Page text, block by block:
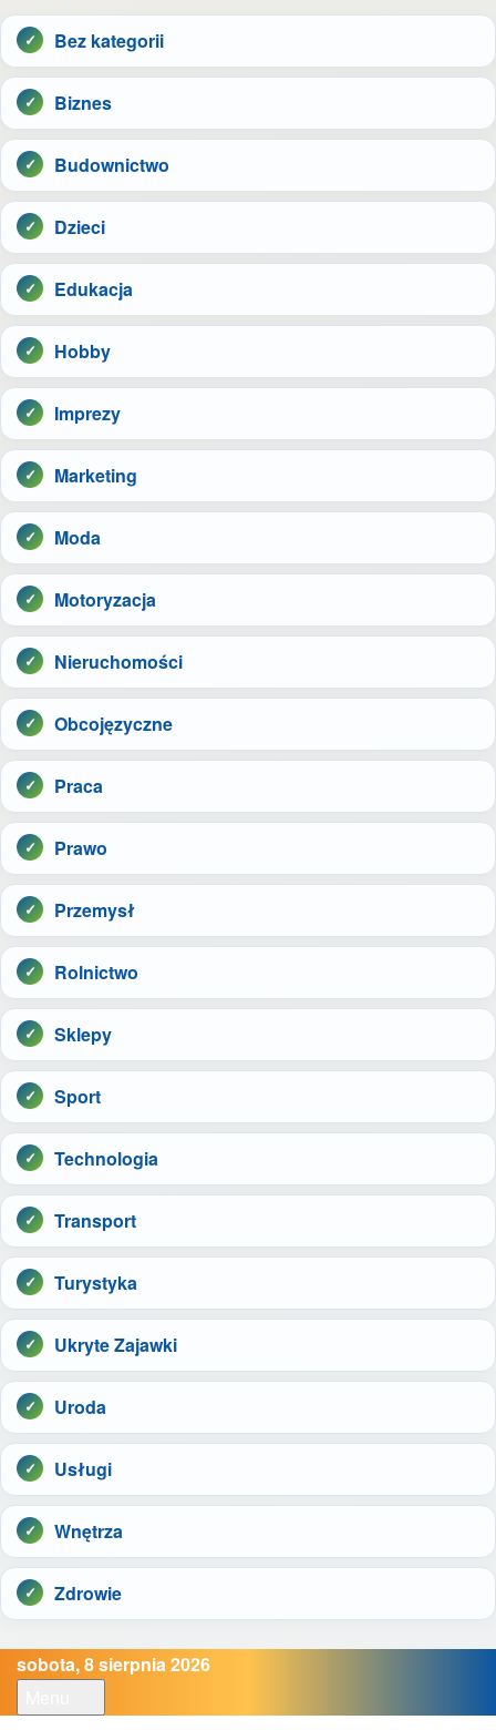
Bez kategorii
Biznes
Budownictwo
Dzieci
Edukacja
Hobby
Imprezy
Marketing
Moda
Motoryzacja
Nieruchomości
Obcojęzyczne
Praca
Prawo
Przemysł
Rolnictwo
Sklepy
Sport
Technologia
Transport
Turystyka
Ukryte Zajawki
Uroda
Usługi
Wnętrza
Zdrowie
sobota, 8 sierpnia 2026